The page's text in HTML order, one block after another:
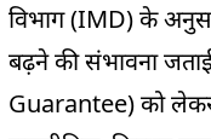
विभाग (IMD) के
बढ़ने की संभावना
Guarantee) को लेकर